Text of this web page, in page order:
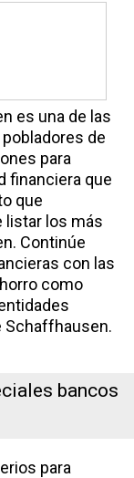
es una de las
de
para
financiera que
que
listar los más
Continúe
con las
como
Schaffhausen.
bancos
para